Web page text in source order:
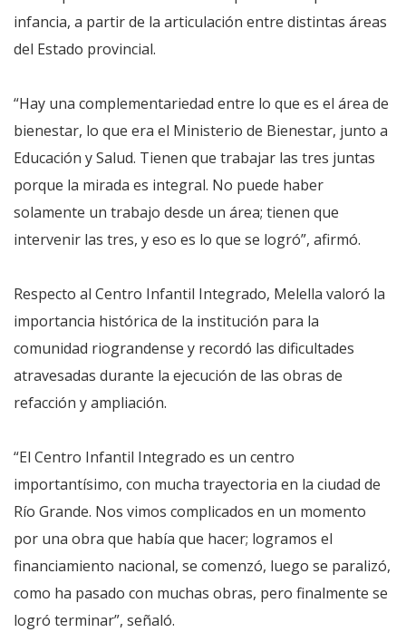
infancia, a partir de la articulación entre distintas áreas
del Estado provincial.
“Hay una complementariedad entre lo que es el área de
bienestar, lo que era el Ministerio de Bienestar, junto a
Educación y Salud. Tienen que trabajar las tres juntas
porque la mirada es integral. No puede haber
solamente un trabajo desde un área; tienen que
intervenir las tres, y eso es lo que se logró”, afirmó.
Respecto al Centro Infantil Integrado, Melella valoró la
importancia histórica de la institución para la
comunidad riograndense y recordó las dificultades
atravesadas durante la ejecución de las obras de
refacción y ampliación.
“El Centro Infantil Integrado es un centro
importantísimo, con mucha trayectoria en la ciudad de
Río Grande. Nos vimos complicados en un momento
por una obra que había que hacer; logramos el
financiamiento nacional, se comenzó, luego se paralizó,
como ha pasado con muchas obras, pero finalmente se
logró terminar”, señaló.